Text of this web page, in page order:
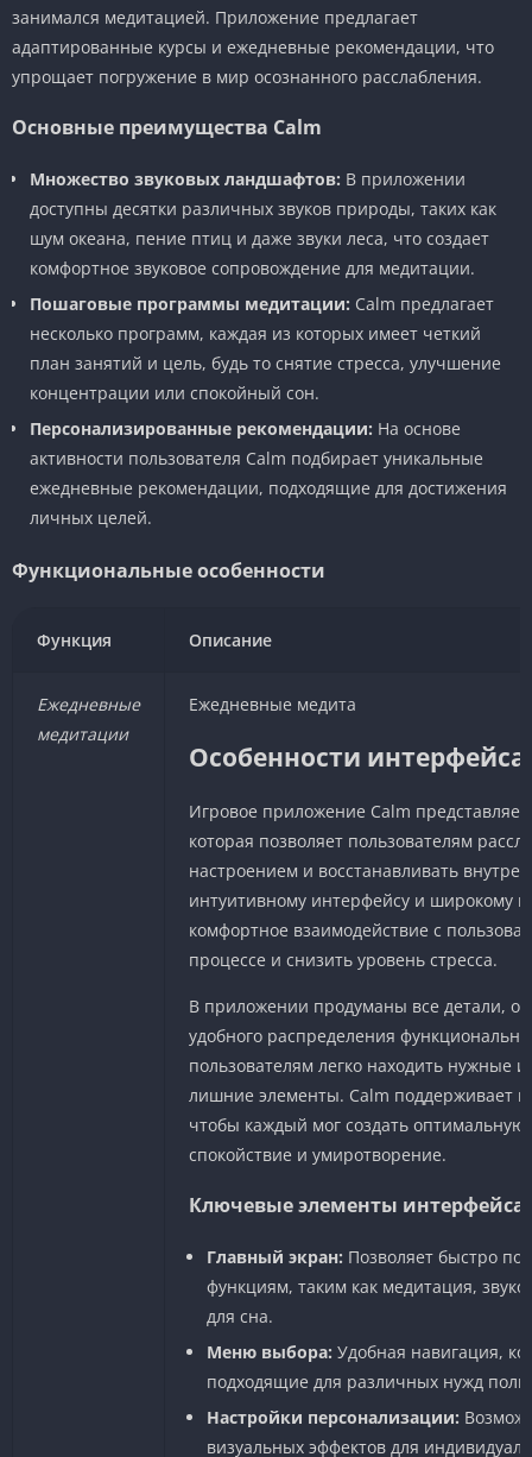
занимался медитацией. Приложение предлагает
адаптированные курсы и ежедневные рекомендации, что
упрощает погружение в мир осознанного расслабления.
Основные преимущества Calm
Множество звуковых ландшафтов: В приложении
доступны десятки различных звуков природы, таких как
шум океана, пение птиц и даже звуки леса, что создает
комфортное звуковое сопровождение для медитации.
Пошаговые программы медитации: Calm предлагает
несколько программ, каждая из которых имеет четкий
план занятий и цель, будь то снятие стресса, улучшение
концентрации или спокойный сон.
Персонализированные рекомендации: На основе
активности пользователя Calm подбирает уникальные
ежедневные рекомендации, подходящие для достижения
личных целей.
Функциональные особенности
Функция Описание
Ежедневные
медитации
Ежедневные медита
Особенности
Игровое приложение Calm
которая позволяет пользователям
настроением и восстанавливать
интуитивному интерфейсу и широкому
комфортное взаимодействие с
процессе и снизить уровень стресса.
В приложении продуманы все детали,
удобного распределения
пользователям легко находить нужные
лишние элементы. Calm поддерживает
чтобы каждый мог создать
спокойствие и умиротворение.
Ключевые элементы интерфейса
Главный экран: Позволяет быстро
функциям, таким как медитация,
для сна.
Меню выбора: Удобная навигация,
подходящие для различных нужд
Настройки персонализации:
визуальных эффектов для